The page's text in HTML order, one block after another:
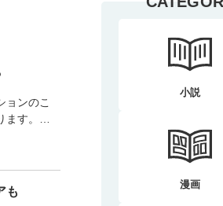
ョンのこ
す。し
も
小説
漫画